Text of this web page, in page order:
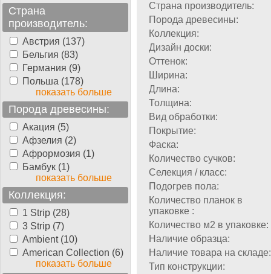
Страна
производитель:
Австрия (137)
Бельгия (83)
Германия (9)
Польша (178)
показать больше
Порода древесины:
Акация (5)
Афзелия (2)
Афрормозия (1)
Бамбук (1)
показать больше
Коллекция:
1 Strip (28)
3 Strip (7)
Ambient (10)
American Collection (6)
показать больше
Страна производитель:
Порода древесины:
Коллекция:
Дизайн доски:
Оттенок:
Ширина:
Длина:
Толщина:
Вид обработки:
Покрытие:
Фаска:
Количество сучков:
Селекция / класс:
Подогрев пола:
Количество планок в
упаковке :
Количество м2 в упаковке:
Наличие образца:
Наличие товара на складе:
Тип конструкции: